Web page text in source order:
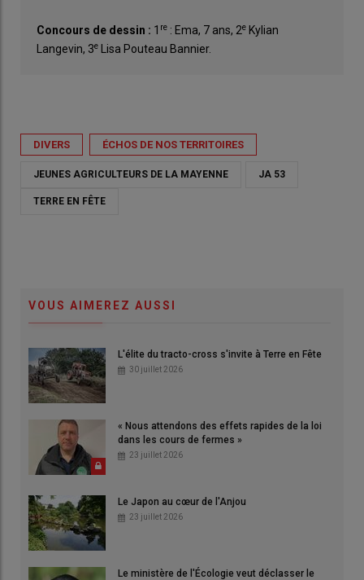
Concours de dessin : 1 re : Ema, 7 ans, 2e Kylian
Langevin, 3e Lisa Pouteau Bannier.
DIVERS ÉCHOS DE NOS TERRITOIRES
JEUNES AGRICULTEURS DE LA MAYENNE JA 53
TERRE EN FÊTE
VOUS AIMEREZ AUSSI
L'élite du tracto-cross s'invite à Terre en Fête
30 juillet 2026
« Nous attendons des effets rapides de la loi
dans les cours de fermes »
23 juillet 2026
Le Japon au cœur de l'Anjou
23 juillet 2026
Le ministère de l'Écologie veut déclasser le